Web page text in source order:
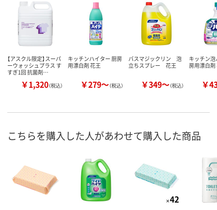
【アスクル限定】スーパ
ーウォッシュプラス す
すぎ1回 抗菌剤…
￥1,320（税込）
キッチンハイター 厨房
用漂白剤 花王
￥279～（税込）
バスマジックリン 泡
立ちスプレー 花王
￥349～（税込）
キッチン
房用漂白剤
￥
こちらを購入した人があわせて購入した商品